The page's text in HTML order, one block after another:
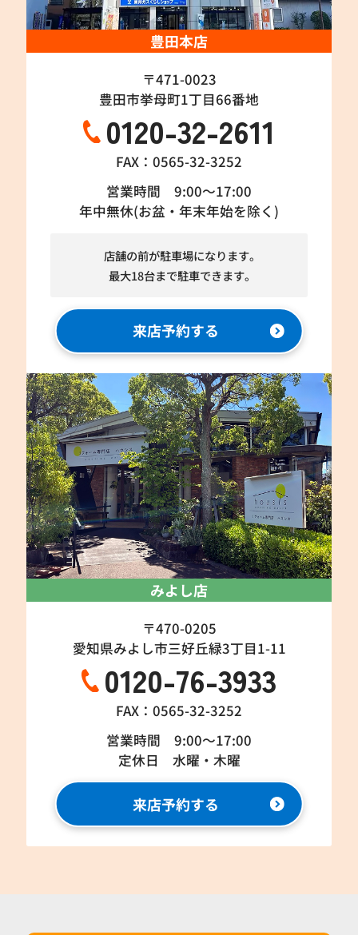
豊田本店
〒471-0023
豊田市挙母町1丁目66番地
0120-32-2611
FAX：0565-32-3252
営業時間 9:00～17:00
年中無休(お盆・年末年始を除く)
店舗の前が駐車場になります。
最大18台まで駐車できます。
来店予約する
みよし店
〒470-0205
愛知県みよし市三好丘緑3丁目1-11
0120-76-3933
FAX：0565-32-3252
営業時間 9:00～17:00
定休日 水曜・木曜
来店予約する